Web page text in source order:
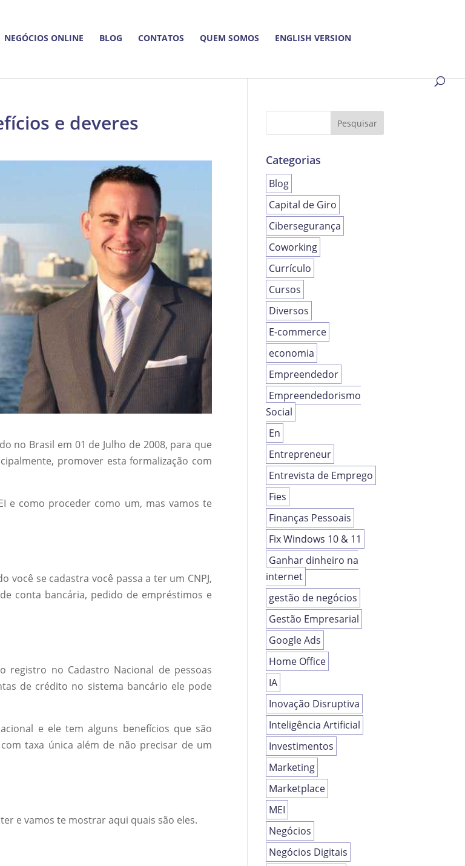
NEGÓCIOS ONLINE BLOG CONTATOS QUEM SOMOS ENGLISH VERSION
e deveres
no Brasil em 01 de Julho de 2008, para que
promover esta formalização com
e como proceder como um, mas vamos te
você se cadastra você passa a ter um CNPJ,
conta bancária, pedido de empréstimos e
no Cadastro Nacional de pessoas
de crédito no sistema bancário ele pode
e ele tem alguns benefícios que são
taxa única além de não precisar de um
e vamos te mostrar aqui quais são eles.
Categorias
Blog
Capital de Giro
Cibersegurança
Coworking
Currículo
Cursos
Diversos
E-commerce
economia
Empreendedor
Empreendedorismo
Social
En
Entrepreneur
Entrevista de Emprego
Fies
Finanças Pessoais
Fix Windows 10 & 11
Ganhar dinheiro na
internet
gestão de negócios
Gestão Empresarial
Google Ads
Home Office
IA
Inovação Disruptiva
Inteligência Artificial
Investimentos
Marketing
Marketplace
MEI
Negócios
Negócios Digitais